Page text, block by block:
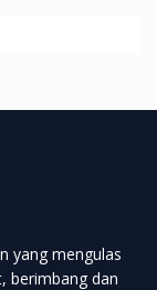
yang mengulas
berimbang dan